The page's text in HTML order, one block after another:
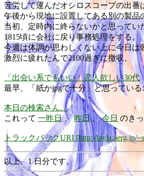
苦労して運んだオシロスコープの出番
午後から現地に設置してある別の製品
当初、定時内に終らないかと思って
1815頃に会社に戻り事務処理をする。
今週は体調が思わしくない上に今日
激烈に疲れたんで2100過ぎに撤収。
「出会い系でもいい」恋人欲しい30代
最早、「紙かjpgで十分」と思ってい
本日の検索さん。
これって 一昨日、昨日、今日 のき
トラックバックURI [http://layla.aerg.jp/
以上、1 日分です。